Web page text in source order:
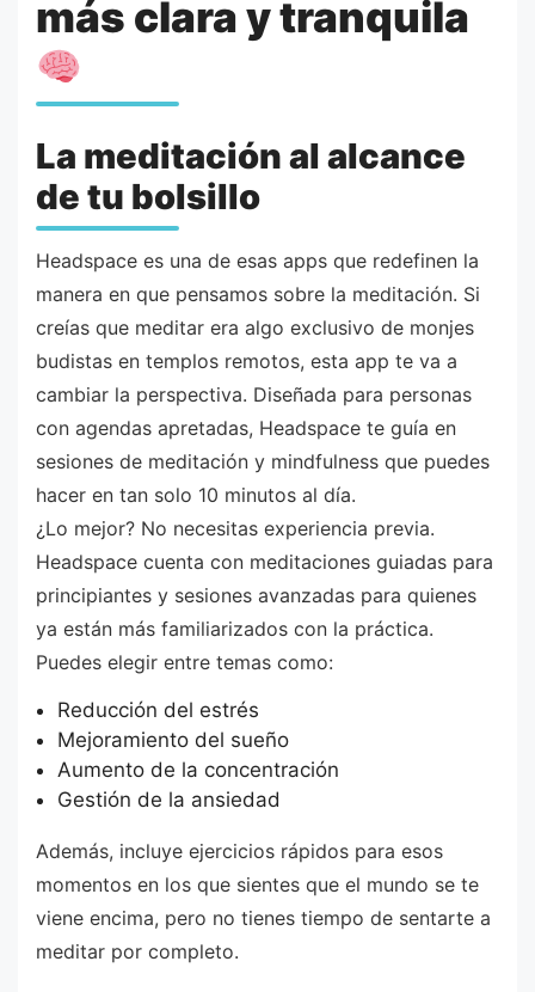
más clara y tranquila
La meditación al alcance
de tu bolsillo
Headspace es una de esas apps que redefinen la
manera en que pensamos sobre la meditación. Si
creías que meditar era algo exclusivo de monjes
budistas en templos remotos, esta app te va a
cambiar la perspectiva. Diseñada para personas
con agendas apretadas, Headspace te guía en
sesiones de meditación y mindfulness que puedes
hacer en tan solo 10 minutos al día.
¿Lo mejor? No necesitas experiencia previa.
Headspace cuenta con meditaciones guiadas para
principiantes y sesiones avanzadas para quienes
ya están más familiarizados con la práctica.
Puedes elegir entre temas como:
Reducción del estrés
Mejoramiento del sueño
Aumento de la concentración
Gestión de la ansiedad
Además, incluye ejercicios rápidos para esos
momentos en los que sientes que el mundo se te
viene encima, pero no tienes tiempo de sentarte a
meditar por completo.